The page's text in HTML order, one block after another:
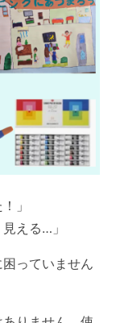
」
える…」
っていません